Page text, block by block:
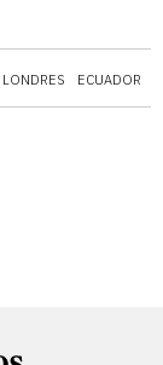
LONDRES ECUADOR